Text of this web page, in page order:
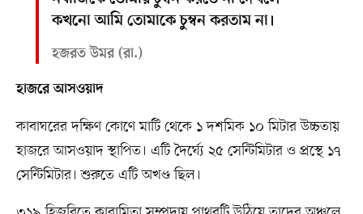
কখনো আমি তোমাকে চুম্বন করতাম না।
হজরত উমর (রা.)
হাজরে আসওয়াদ
কাবাঘরের দক্ষিণ কোণে মাটি থেকে ১ দশমিক ১০ মিটার উচ্চতায়
হাজরে আসওয়াদ স্থাপিত। এটি দৈর্ঘ্যে ২৫ সেন্টিমিটার ও প্রস্থে ১৭
সেন্টিমিটার। শুরুতে এটি অখণ্ড ছিল।